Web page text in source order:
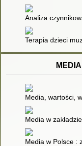
Analiza
Terapia dzieci
Media, wartości,
Media w
Media w Polsce :